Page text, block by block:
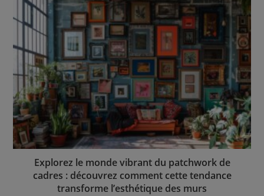
Explorez le monde vibrant du patchwork de
cadres : découvrez comment cette tendance
transforme l’esthétique des murs